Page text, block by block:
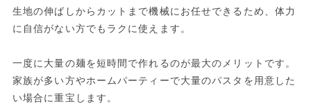
生地の伸ばしからカットまで機械にお任せできるため、体力
に自信がない方でもラクに使えます。
一度に大量の麺を短時間で作れるのが最大のメリットです。
家族が多い方やホームパーティーで大量のパスタを用意した
い場合に重宝します。